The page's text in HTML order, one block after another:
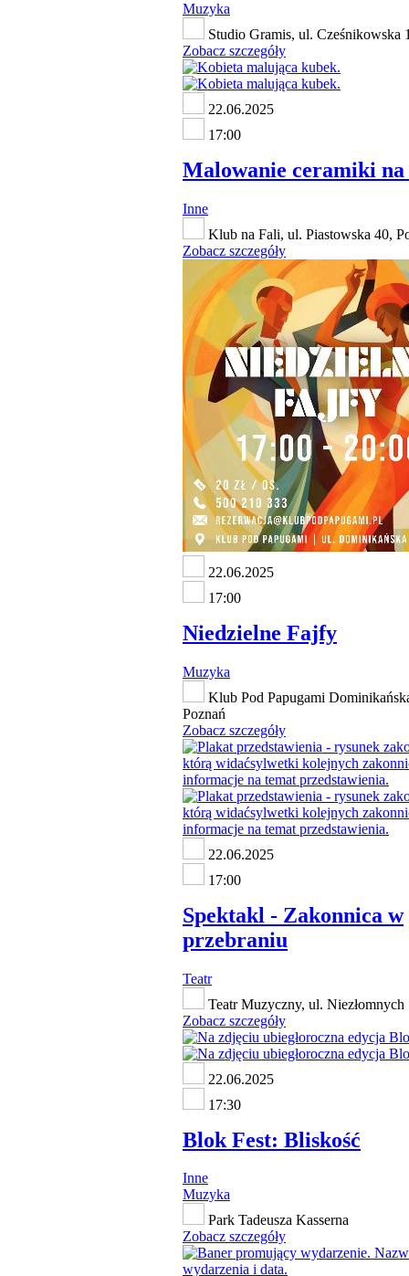
Muzyka
Studio Gramis, ul. Cześnikowska
Zobacz szczegóły
22.06.2025
17:00
Malowanie ceramiki
Inne
Klub na Fali, ul. Piastowska 40,
Zobacz szczegóły
22.06.2025
17:00
Niedzielne Fajfy
Muzyka
Klub Pod Papugami
Poznań
Zobacz szczegóły
22.06.2025
17:00
Spektakl - Zakonnica w
przebraniu
Teatr
Teatr Muzyczny, ul. Niezłomnych
Zobacz szczegóły
22.06.2025
17:30
Blok Fest: Bliskość
Inne
Muzyka
Park Tadeusza Kasserna
Zobacz szczegóły